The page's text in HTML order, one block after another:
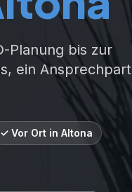
Planung bis zur
ein
✓ Vor Ort in Altona